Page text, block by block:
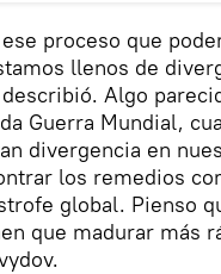
proceso que
llenos de
Algo
Guerra Mundial,
divergencia en
los remedios
global. Pienso
que madurar más